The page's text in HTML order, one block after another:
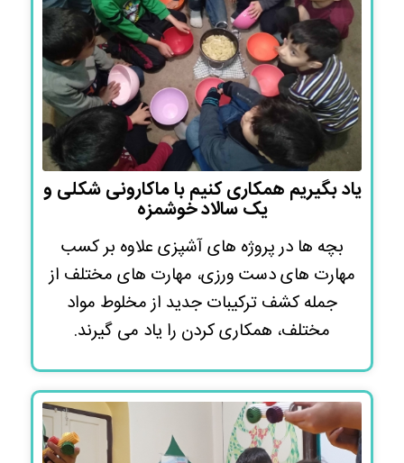
یاد بگیریم همکاری کنیم با ماکارونی شکلی و
یک سالاد خوشمزه
بچه ها در پروژه های آشپزی علاوه بر کسب
مهارت های دست ورزی، مهارت های مختلف از
جمله کشف ترکیبات جدید از مخلوط مواد
مختلف، همکاری کردن را یاد می گیرند.